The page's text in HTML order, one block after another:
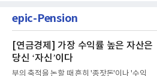
epic-Pension
[연금경제] 가장 수익률 높은 자산은
당신 ‘자신’이다
부의 축적을 논할 때 흔히 '종잣돈'이나 '수익